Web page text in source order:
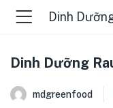
Dinh Dưỡng
mdgreenfood